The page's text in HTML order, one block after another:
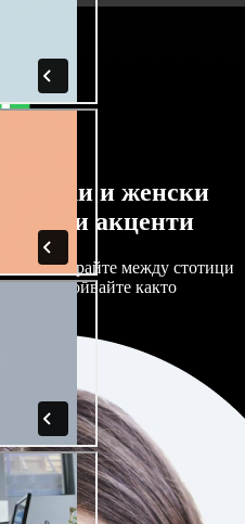
мъжки и женски
акценти
Избирайте между стотици
настройвайте както